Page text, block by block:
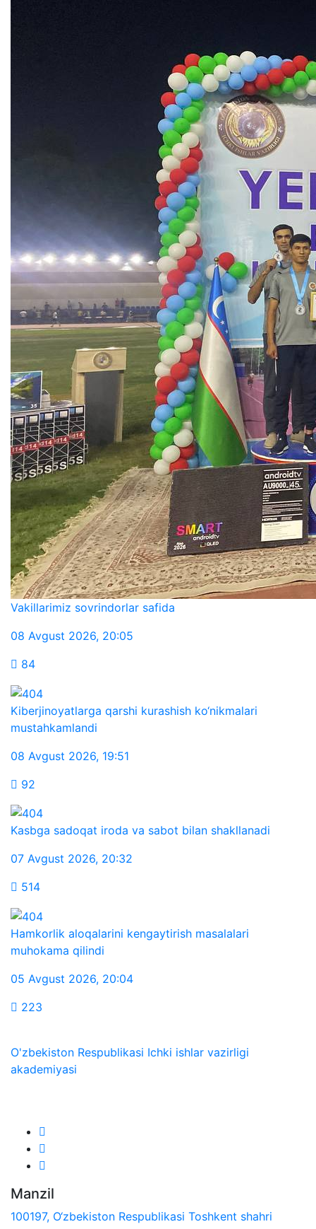
Vakillarimiz sovrindorlar safida
08 Avgust 2026, 20:05
84
Kiberjinoyatlarga qarshi kurashish ko‘nikmalari
mustahkamlandi
08 Avgust 2026, 19:51
92
Kasbga sadoqat iroda va sabot bilan shakllanadi
07 Avgust 2026, 20:32
514
Hamkorlik aloqalarini kengaytirish masalalari
muhokama qilindi
05 Avgust 2026, 20:04
223
O'zbekiston Respublikasi Ichki ishlar vazirligi
akademiyasi
Manzil
100197, O‘zbekiston Respublikasi Toshkent shahri